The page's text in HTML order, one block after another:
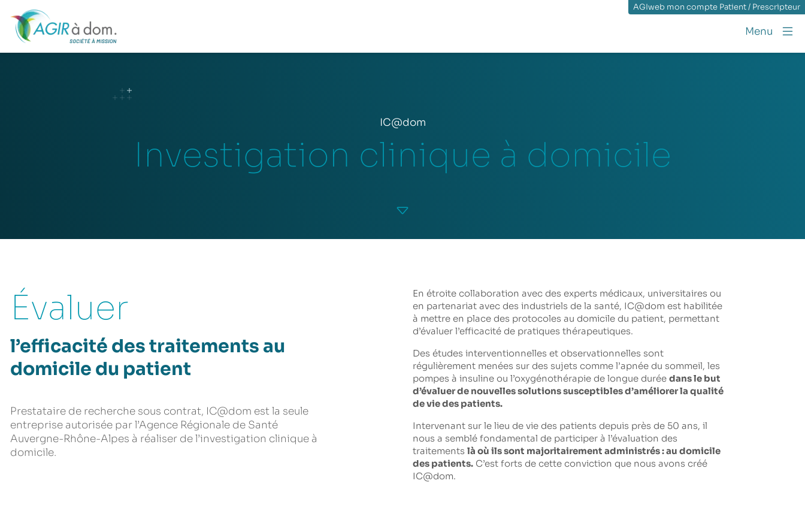
AGIweb mon compte Patient / Prescripteur
Menu
IC@dom
Investigation clinique à domicile
Évaluer
l’efficacité des traitements au
domicile du patient
Prestataire de recherche sous contrat, IC@dom est la seule
entreprise autorisée par l’Agence Régionale de Santé
Auvergne-Rhône-Alpes à réaliser de l’investigation clinique à
domicile.
En étroite collaboration avec des experts médicaux, universitaires ou
en partenariat avec des industriels de la santé, IC@dom est habilitée
à mettre en place des protocoles au domicile du patient, permettant
d’évaluer l’efficacité de pratiques thérapeutiques.
Des études interventionnelles et observationnelles sont
régulièrement menées sur des sujets comme l’apnée du sommeil, les
pompes à insuline ou l’oxygénothérapie de longue durée dans le but
d’évaluer de nouvelles solutions susceptibles d’améliorer la qualité
de vie des patients.
Intervenant sur le lieu de vie des patients depuis près de 50 ans, il
nous a semblé fondamental de participer à l’évaluation des
traitements là où ils sont majoritairement administrés : au domicile
des patients. C’est forts de cette conviction que nous avons créé
IC@dom.